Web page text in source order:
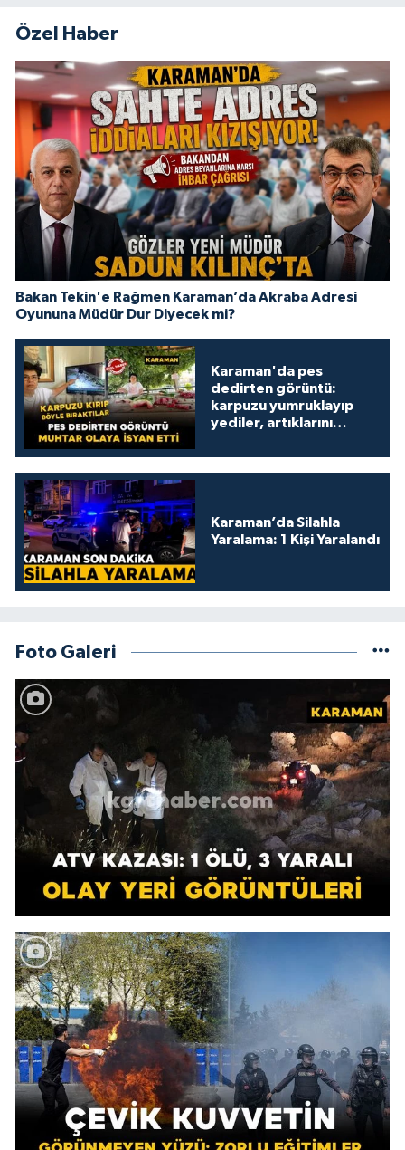
Özel Haber
Bakan Tekin'e Rağmen Karaman’da Akraba Adresi
Oyununa Müdür Dur Diyecek mi?
Karaman'da pes
dedirten görüntü:
karpuzu yumruklayıp
yediler, artıklarını
Karaman’da Silahla
Yaralama: 1 Kişi Yaralandı
Foto Galeri